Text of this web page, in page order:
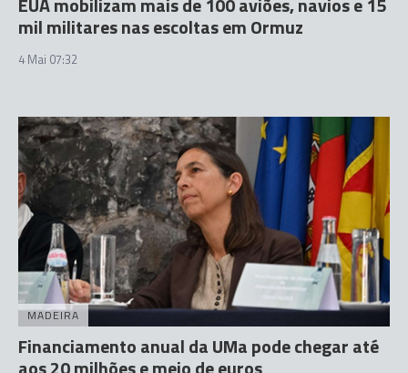
mil militares nas escoltas em Ormuz
4 Mai 07:32
MADEIRA
Financiamento anual da UMa pode chegar até